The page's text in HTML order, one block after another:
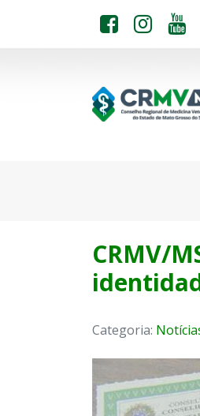
CRMV/
Categoria: